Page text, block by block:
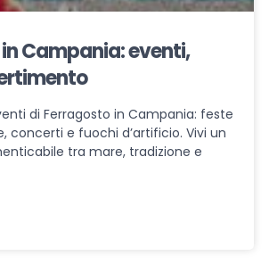
Campania: eventi,
di Ferragosto in Campania: feste
concerti e fuochi d’artificio. Vivi un
tra mare, tradizione e